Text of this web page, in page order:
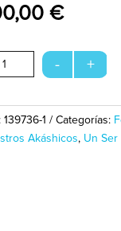
€
- +
139736-1 Categorías:
Akáshicos, Un